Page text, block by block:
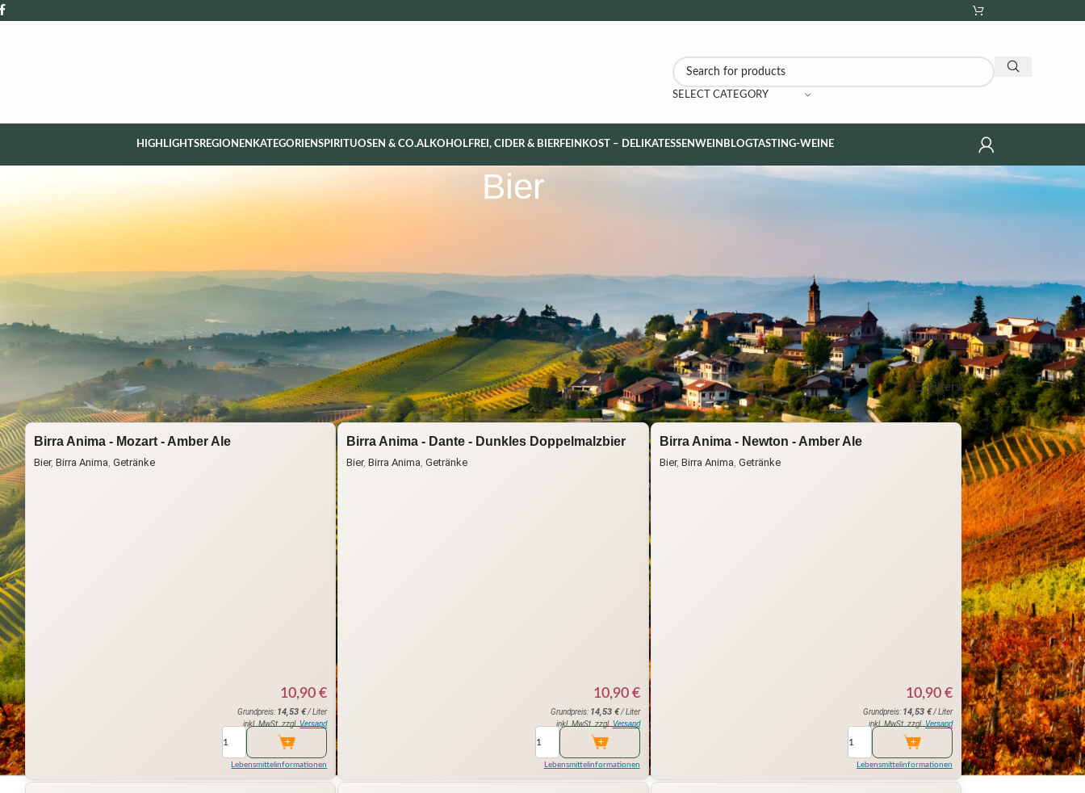
SELECT CATEGORY
HIGHLIGHTSREGIONEN KATEGORIENSPIRITUOSEN & CO.ALKOHOLFREI, CIDER & BIERFEINKOST – DELIKATESSENWEINBLOGTASTING-WEINE
Bier
Spirituosen & Co Alkoholfrei, Cider & Bier Show 9 12 18 24 Filters
Birra Anima - Mozart - Amber Ale
Bier, Birra Anima, Getränke
10,90€
Grundpreis: 14,53€/ Liter
inkl. MwSt. zzgl.Versand
Lebensmittelinformationen
Birra Anima - Dante - Dunkles Doppelmalzbier
Bier,Birra Anima,Getränke
10,90 €
Grundpreis: 14,53 €/ Liter
inkl. MwSt. zzgl. Versand
Lebensmittelinformationen
Birra Anima - Newton - Amber Ale
Bier, Birra Anima, Getränke
10,90 €
Grundpreis: 14,53 €/ Liter
inkl. MwSt. zzgl. Versand
Lebensmittelinformationen